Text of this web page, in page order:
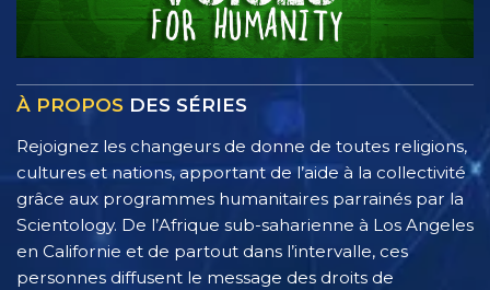
À PROPOS DES SÉRIES
Rejoignez les changeurs de donne de toutes religions,
cultures et nations, apportant de l’aide à la collectivité
grâce aux programmes humanitaires parrainés par la
Scientology. De l’Afrique sub-saharienne à Los Angeles
en Californie et de partout dans l’intervalle, ces
personnes diffusent le message des droits de